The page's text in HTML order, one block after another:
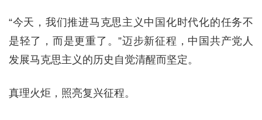
“今天，我们推进马克思主义中国化时代化的任务不
是轻了，而是更重了。”迈步新征程，中国共产党人
发展马克思主义的历史自觉清醒而坚定。
真理火炬，照亮复兴征程。